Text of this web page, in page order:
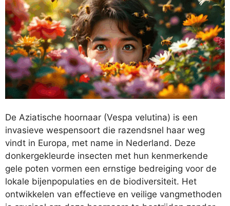
De Aziatische hoornaar (Vespa velutina) is een
invasieve wespensoort die razendsnel haar weg
vindt in Europa, met name in Nederland. Deze
donkergekleurde insecten met hun kenmerkende
gele poten vormen een ernstige bedreiging voor de
lokale bijenpopulaties en de biodiversiteit. Het
ontwikkelen van effectieve en veilige vangmethoden